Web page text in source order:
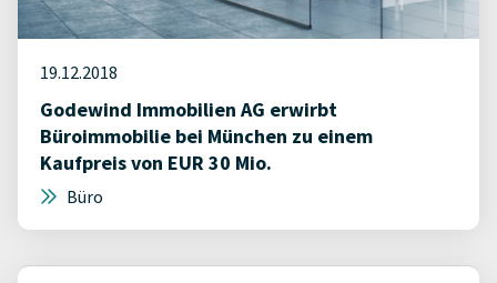
19.12.2018
Godewind Immobilien AG erwirbt
Büroimmobilie bei München zu einem
Kaufpreis von EUR 30 Mio.
Büro